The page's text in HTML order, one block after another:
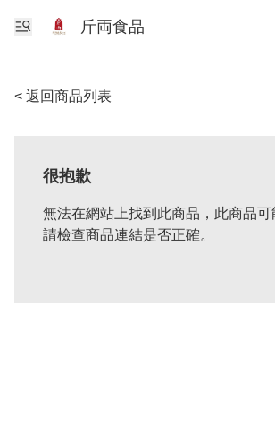
斤両食品
< 返回商品列表
很抱歉
無法在網站上找到此商品，此商品可
請檢查商品連結是否正確。